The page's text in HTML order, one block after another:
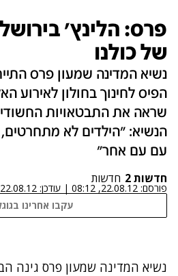
פרס: הלינץ'
של כולנו
נשיא המדינה שמעון פרס
הפיס לחינוך בחולון לאירוע
שראה את התבטאויות
הנשיא: "הילדים לא
עם עם אחר"
חדשות 2 חדשות
פורסם: 22.08.12, 08:12
| עודכן: 22.08.12, 08:26
עקבו אחרינו
נתקלנו
נשיא המדינה שמעון פרס גינה